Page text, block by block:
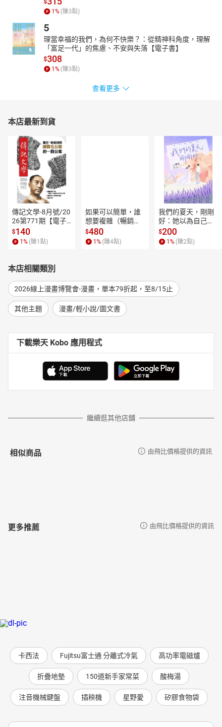
$
1 % (賺3點)
5
理當幸福的我們，為何不快樂？：從精神科角度，理解
「富足一代」的焦慮、不安與失落【電子書】
$308
1 % (賺3點)
查看更多
本店最新到貨
傳記文學-8月號/20
26第771期【電子
書】
$140
1 % (賺1 點)
如果可以簡單，誰
想要複雜（暢銷經
典新編版）【電子
書】
$480
1 % (賺4點)
我們的夏天，剛剛
好：她以為自己只
是逃離一段失敗的
愛，卻在薰衣草盛
開的山裡，重新學
$200
1 % (賺2點)
本店相關類別
2026線上漫畫博覽會-漫畫，單本79折起，至8/15止
其他主題 漫畫/輕小說/圖文書
下載樂天 Kobo 應用程式
繼續逛其他店舖
相似商品 由飛比價格提供的資訊
更多推薦 由飛比價格提供的資訊
卡西法 Fujitsu富士通 分離式冷氣 高功率電磁爐
折疊地墊 150道新手家常菜 酸梅湯
注音機械鍵盤 插秧機 星野愛 矽膠食物袋